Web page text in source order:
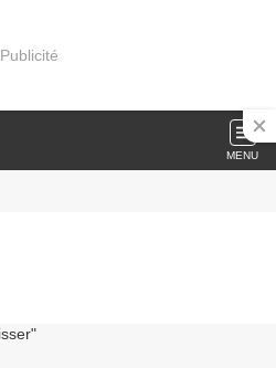
Publicité
MENU